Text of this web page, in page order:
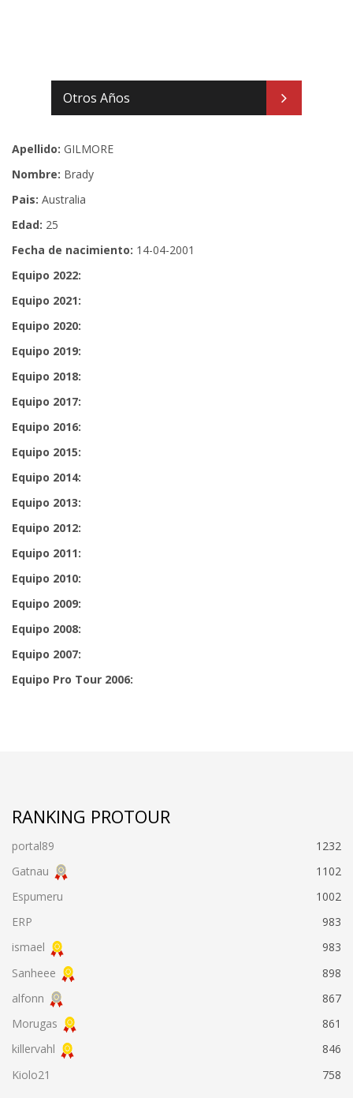
Otros Años
Apellido: GILMORE
Nombre: Brady
Pais: Australia
Edad: 25
Fecha de nacimiento: 14-04-2001
Equipo 2022:
Equipo 2021:
Equipo 2020:
Equipo 2019:
Equipo 2018:
Equipo 2017:
Equipo 2016:
Equipo 2015:
Equipo 2014:
Equipo 2013:
Equipo 2012:
Equipo 2011:
Equipo 2010:
Equipo 2009:
Equipo 2008:
Equipo 2007:
Equipo Pro Tour 2006:
RANKING PROTOUR
portal89
1232
Gatnau
1102
Espumeru
1002
ERP
983
ismael
983
Sanheee
898
alfonn
867
Morugas
861
killervahl
846
Kiolo21
758